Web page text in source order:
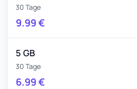
30 Tage
9.99€
5 GB
30 Tage
6.99€